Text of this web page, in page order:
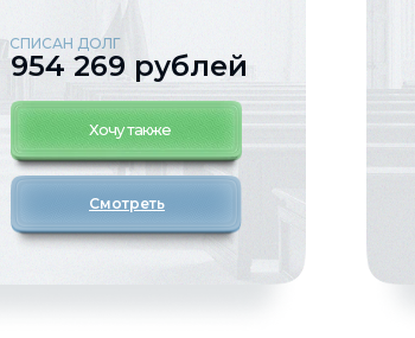
954 269 рублей
СПИСАН ДОЛГ
Хочу также
Смотреть